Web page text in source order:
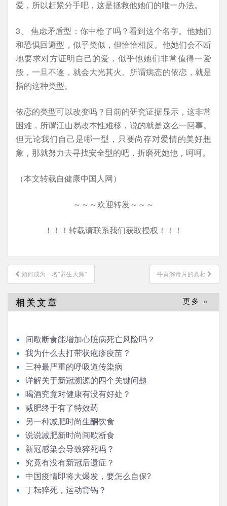
爱，所以赶紧分手吧，这是拯救他她们的唯一办法。
3、 焦虑矛盾型：你中枪了吗？看到这个名字。他她们
和恐惧回避型，似乎类似，但恰恰相反。他她们会不断
地要求对方证明自己的爱，似乎他她们非常值得一爱
般，一旦不遂，就会大光其火。所谓病态的依恋，就是
指的这种类型。
依恋的类型可以改变吗？目前的研究证据显示，这非常
困难，所谓江山易改本性难移，说的就是这么一回事。
但无论我们自己是哪一型，只要尚存对爱情的美好想
象，那就努力去寻找安全型的吧，折磨死她他，呵呵。
（本文转载自健康中国人网）
～～～欢迎转发～～～
！！！转载请联系我们获取授权！！！
文
章
导
航
如何成为一名“养生大师” 牛黄解毒片的真相
相关文章 更多 »
间歇断食能增加心脏病死亡风险吗？
我为什么去打带状疱疹疫苗？
三种最严重的呼吸道传染病
详解关于新冠溯源的四个关键问题
喝酒究竟对健康有没有好处？
减肥终于有了特效药
另一种减肥时尚生酮饮食
说说减肥新时尚间歇断食
新冠感染会导致猝死吗？
究竟有没有新冠后遗症？
中国疫情即将大爆发，要怎么自保?
丁耘猝死，运动背锅？